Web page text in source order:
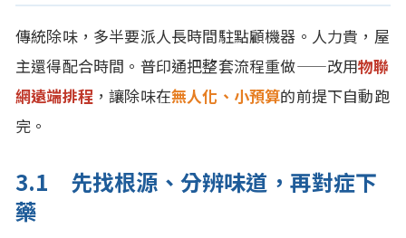
傳統除味，多半要派人長時間駐點顧機器。人力貴，屋
主還得配合時間。普印通把整套流程重做——改用物聯
網遠端排程 ，讓除味在無人化、小預算的前提下自動跑
完。
3.1 先找根源、分辨味道，再對症下
藥